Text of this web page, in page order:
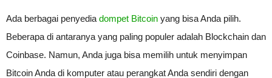
Ada berbagai penyedia dompet Bitcoin yang bisa Anda pilih.
Beberapa di antaranya yang paling populer adalah Blockchain dan
Coinbase. Namun, Anda juga bisa memilih untuk menyimpan
Bitcoin Anda di komputer atau perangkat Anda sendiri dengan